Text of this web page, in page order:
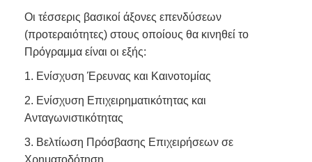
Οι τέσσερις βασικοί άξονες επενδύσεων
(προτεραιότητες) στους οποίους θα κινηθεί το
Πρόγραμμα είναι οι εξής:
1. Ενίσχυση Έρευνας και Καινοτομίας
2. Ενίσχυση Επιχειρηματικότητας και
Ανταγωνιστικότητας
3. Βελτίωση Πρόσβασης Επιχειρήσεων σε
Χρηματοδότηση